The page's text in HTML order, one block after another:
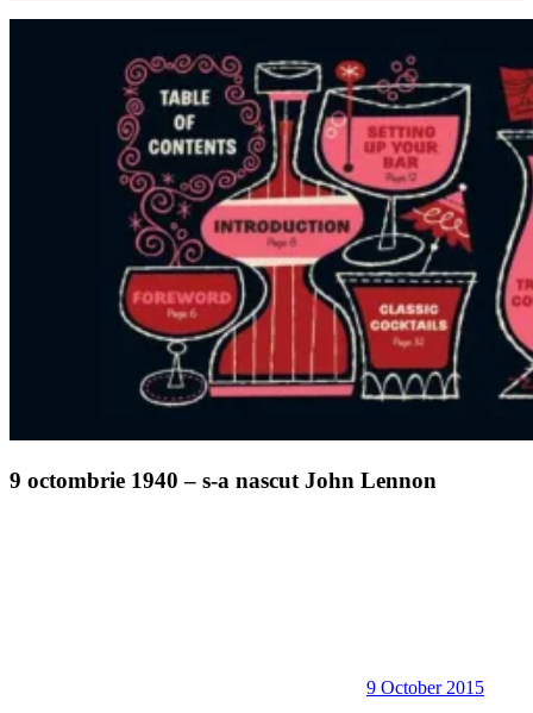
9 octombrie 1940 – s-a nascut John Lennon
9 October 2015